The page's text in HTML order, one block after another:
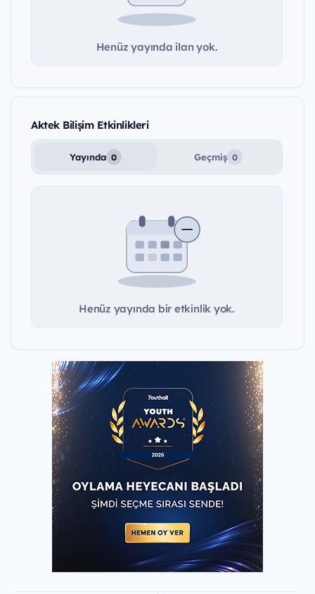
Henüz yayında ilan yok.
Aktek Bilişim Etkinlikleri
Yayında 0 Geçmiş 0
Henüz yayında bir etkinlik yok.